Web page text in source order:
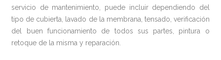
servicio de mantenimiento, puede incluir dependiendo del
tipo de cubierta, lavado de la membrana, tensado, verificación
del buen funcionamiento de todos sus partes, pintura o
retoque de la misma y reparación.